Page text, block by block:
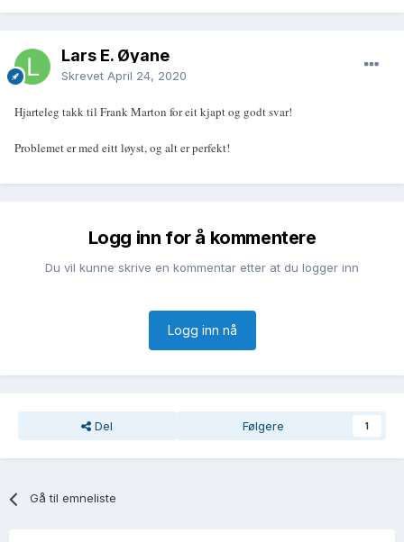
Lars E. Øyane
Skrevet April 24, 2020
Hjarteleg takk til Frank Marton for eit kjapt og godt svar!
Problemet er med eitt løyst, og alt er perfekt!
Logg inn for å kommentere
Du vil kunne skrive en kommentar etter at du logger inn
Logg inn nå
Del Følgere 1
Gå til emneliste